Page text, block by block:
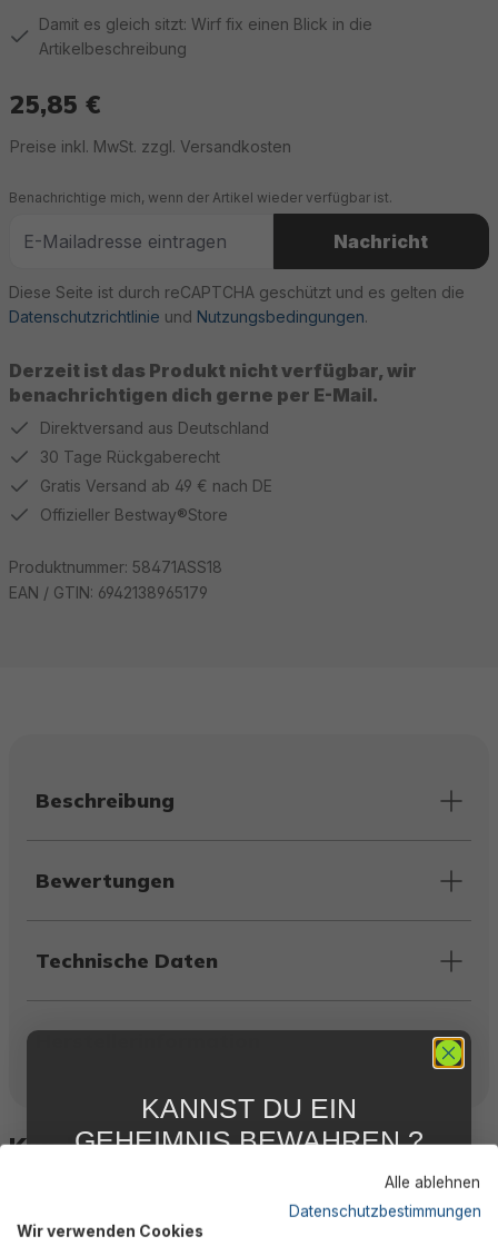
Damit es gleich sitzt: Wirf fix einen Blick in die
Artikelbeschreibung
25,85 €
Preise inkl. MwSt. zzgl. Versandkosten
Derzeit ist das Produkt nicht verfügbar, wir
benachrichtigen dich gerne per E-Mail.
Benachrichtige mich, wenn der Artikel wieder verfügbar ist.
Nachricht
Diese Seite ist durch reCAPTCHA geschützt und es gelten die
Datenschutzrichtlinie und Nutzungsbedingungen.
Direktversand aus Deutschland
30 Tage Rückgaberecht
Gratis Versand ab 49 € nach DE
Offizieller Bestway®Store
Produktnummer: 58471ASS18
EAN / GTIN: 6942138965179
Beschreibung
Bewertungen
Technische Daten
Kunden kauften auch
Alle ablehnen
Datenschutzbestimmungen
Wir verwenden Cookies
KANNST DU EIN
GEHEIMNIS BEWAHREN ?
FÜR DICH
Abonniere jetzt unseren kostenlosen